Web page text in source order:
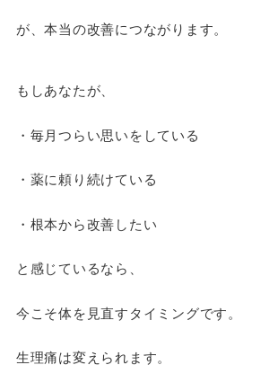
が、本当の改善につながります。
もしあなたが、
・毎月つらい思いをしている
・薬に頼り続けている
・根本から改善したい
と感じているなら、
今こそ体を見直すタイミングです。
生理痛は変えられます。